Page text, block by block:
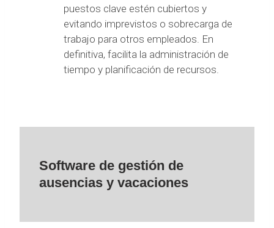
puestos clave estén cubiertos y
evitando imprevistos o sobrecarga de
trabajo para otros empleados. En
definitiva, facilita la administración de
tiempo y planificación de recursos.
Software de gestión de
ausencias y vacaciones